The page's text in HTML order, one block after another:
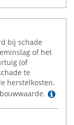
bij schade
of het
(of
te
herstelkosten.